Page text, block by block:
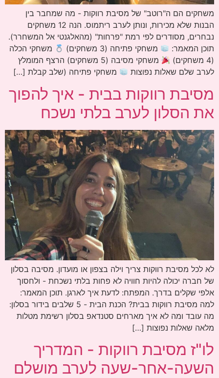
משחקים הם ה"רוטב" של מסיבת רווקות - מה שמחבר בין
הבנות שלא מכירות, ונותן לערב ריתמוס. הנה 12 משחקים
נבחרים, מסודרים לפי רמת "פרחות" (מהאלגנטי אל המשחרר).
תוכן המאמר:
משחקי פתיחה (3 משחקים)
משחקי הכלה
(4 משחקים)
משחקי מסיבה (5 משחקים) הרצף המומלץ
לערב שלם שאלות נפוצות
משחקי פתיחה (שלב קבלת […]
מסיבת רווקות בבית - איך להפוך
את הסלון לערב בלתי נשכח
לא לכל מסיבת רווקות צריך וילה בצפון או מועדון. מסיבה בסלון
של חברה יכולה להיות חוויה לא פחות בלתי נשכחת - ולחסוך
אלפי שקלים בדרך. המפתח: לדעת איך לארגן. תוכן המאמר:
למה מסיבת רווקות בבית? הכנת הבית - 5 שלבים בידור בסלון:
מה עובד ומה לא איך מארחים סטנדאפ בסלון רשימת מטלות
מלאה שאלות נפוצות […]
לו"ז מסיבת רווקות - המדריך
השעה-אחר-שעה לערב מושלם